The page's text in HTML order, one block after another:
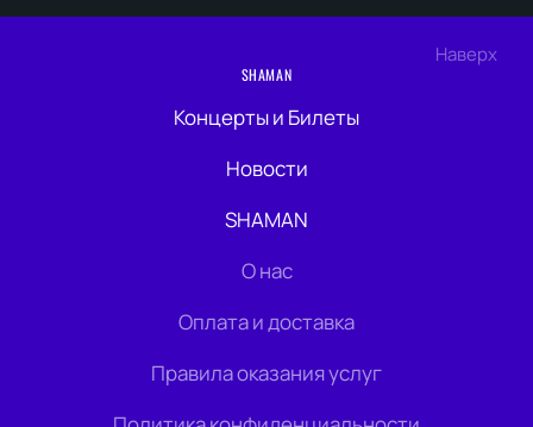
Наверх
SHAMAN
Концерты и Билеты
Новости
SHAMAN
О нас
Оплата и доставка
Правила оказания услуг